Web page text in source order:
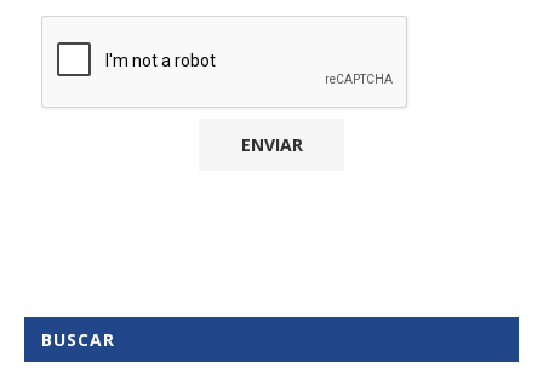
BUSCAR